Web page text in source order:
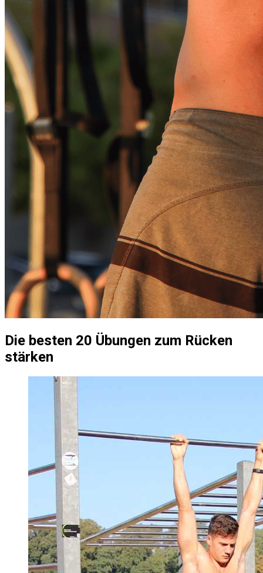
Die besten 20 Übungen zum Rücken
stärken